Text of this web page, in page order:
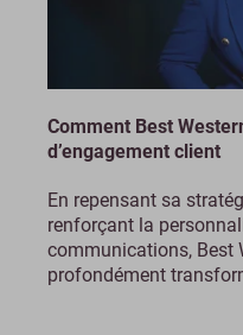
Comment Best
d’engagement client
En repensant sa
renforçant la
communications, Best
profondément